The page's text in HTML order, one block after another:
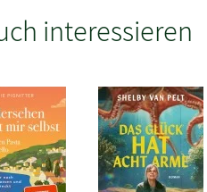
interessieren